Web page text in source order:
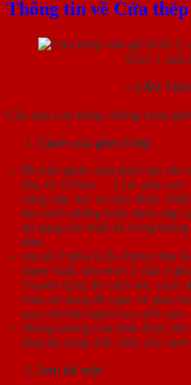
Thông tin về Cửa
SGD 1 chất
– CẤU
Cấu tạo cửa thép chống cháy
Cánh cửa gồm 3 lớp
Bề mặt ngoài cùng được tạo
dày từ 0.7mm – 1.2m phủ sơn
năng chịu lực và chịu được
làm cánh phẳng hoặc được dập
đa dạng cho thiết kế trong
điển.
Lớp lõi ở giữa là lõi chống cháy
paper hoặc tấm eron 2 mặt ở
chuyên dùng để cách âm, cách
cháy sử dụng để ngăn và giảm
qua mặt bên ngoài của cánh cửa.
Khung xương cửa thép được
tăng độ cứng chắc chắn cho
Sơn bề mặt